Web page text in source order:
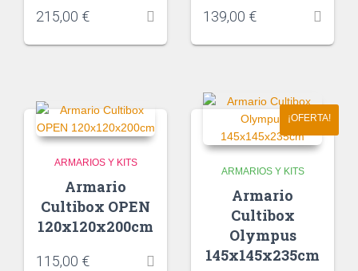
215,00 € 139,00 €
ARMARIOS Y KITS
Armario
Cultibox OPEN
120x120x200cm
115,00 €
¡OFERTA!
ARMARIOS Y KITS
Armario
Cultibox
Olympus
145x145x235cm